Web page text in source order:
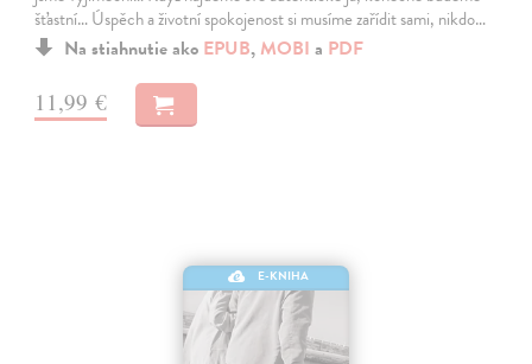
šťastní… Úspěch a životní spokojenost si musíme zařídit sami, nikdo…
Na stiahnutie ako EPUB, MOBI a PDF
11,99 €
E-KNIHA